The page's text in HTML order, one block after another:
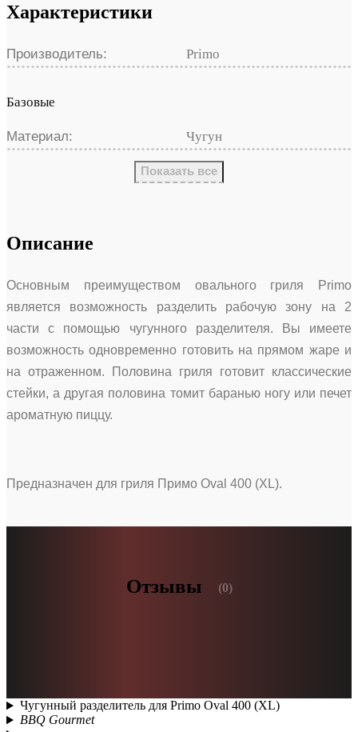
Характеристики
Производитель: Primo
Базовые
Материал: Чугун
Показать все
Описание
Основным преимуществом овального гриля Primo
является возможность разделить рабочую зону на 2
части с помощью чугунного разделителя. Вы имеете
возможность одновременно готовить на прямом жаре и
на отраженном. Половина гриля готовит классические
стейки, а другая половина томит баранью ногу или печет
ароматную пиццу.
Предназначен для гриля Примо Oval 400 (XL).
Отзывы (0)
Чугунный разделитель для Primo Oval 400 (XL)
BBQ Gourmet